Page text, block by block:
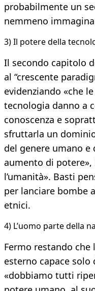
probabilmente un
nemmeno
3) Il potere della
Il secondo capitolo
al “crescente
evidenziando «che
tecnologia danno a
conoscenza e
sfruttarla un
del genere umano
aumento di
l’umanità». Basti
per lanciare bombe
etnici.
4) L’uomo parte della
Fermo restando che
esterno capace solo
«dobbiamo tutti